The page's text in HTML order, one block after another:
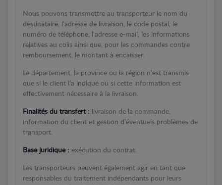
Nous pouvons transmettre au transporteur le nom du
destinataire, l’adresse de livraison, le code postal, le
numéro de téléphone, l’adresse e-mail, les informations
relatives au colis ainsi que, pour les commandes contre
remboursement, le montant à encaisser.
Le département, la province ou la région n’est transmis
que si le client l’a indiqué ou si cette information est
effectivement nécessaire à la livraison.
Finalités du transfert : livraison de la commande,
information du client et gestion d’éventuels problèmes de
transport.
Base juridique : exécution du contrat.
Les transporteurs peuvent également agir en tant que
responsables du traitement indépendants pour leurs